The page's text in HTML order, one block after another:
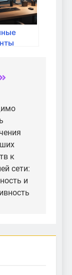
к
сети:
и